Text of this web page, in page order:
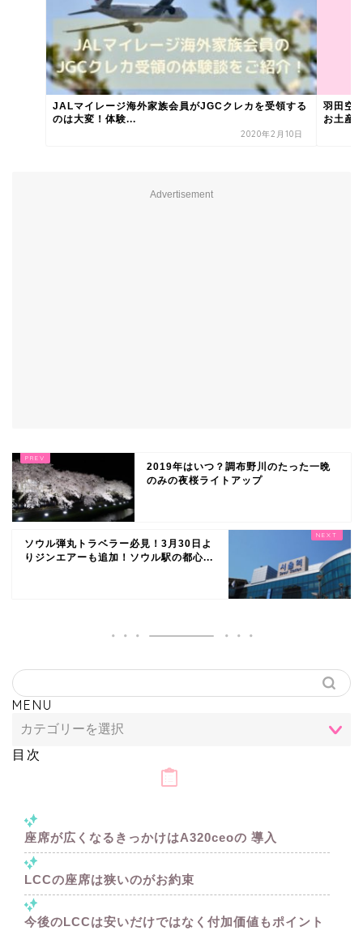
JALマイレージ海外家族会員がJGCクレカを受領する
のは大変！体験...
2020年2月10日
羽田空
お土産
Advertisement
2019年はいつ？調布野川のたった一晩
のみの夜桜ライトアップ
ソウル弾丸トラベラー必見！3月30日よ
りジンエアーも追加！ソウル駅の都心...
MENU
目次
座席が広くなるきっかけはA320ceoの 導入
LCCの座席は狭いのがお約束
今後のLCCは安いだけではなく付加価値もポイント